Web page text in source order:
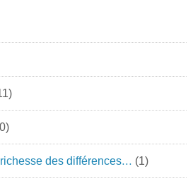
des différences… (1)